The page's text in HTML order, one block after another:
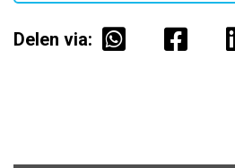
Delen via: